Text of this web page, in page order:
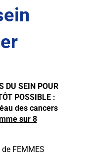
DU SEIN POUR
POSSIBLE :
des cancers
sur 8
de FEMMES